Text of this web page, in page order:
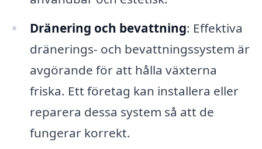
Dränering och bevattning: Effektiva
dränerings- och bevattningssystem är
avgörande för att hålla växterna
friska. Ett företag kan installera eller
reparera dessa system så att de
fungerar korrekt.